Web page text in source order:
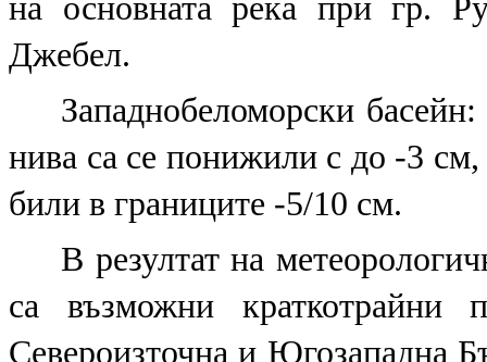
на основната река при гр.
Джебел.
Западнобеломорски
нива са се понижили с до -3
били в границите -5/10 см.
В резултат на
са възможни
Североизточна и Югозападна